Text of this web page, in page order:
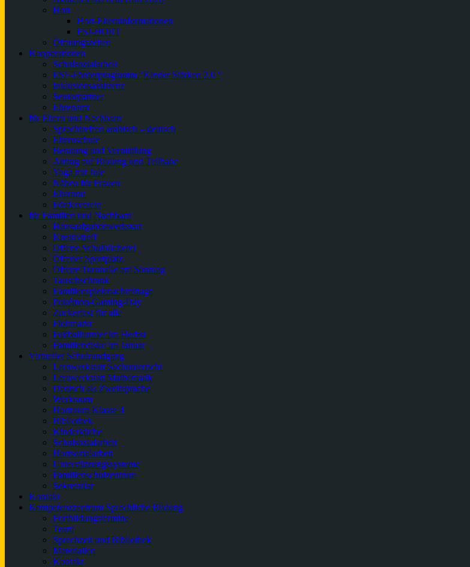
Hort
Hort-Elterninformationen
FSJ-HORT
Öffnungszeiten
Kooperationen
Schulsozialarbeit
ESF-Förderprogramm “Kinder Stärken 2.0 “
Inklusionsassistenz
Seniorpartner
Ehrenamt
für Eltern und Nachbarn
Sprachtreffen arabisch – deutsch
Elternschule
Beratung und Vermittlung
Antrag auf Bildung und Teilhabe
Yoga mit Jule
Nähen für Frauen
Elternrat
Förderverein
für Familien und Nachbarn
Hausaufgabenwerkstatt
Kreativtreff
Offene Schulbücherei
Offener Sportplatz
Offene Turnhalle am Sonntag
Tauschschrank
Familienspielenachmittage
Pokémon-Gaming-Day
Zuckerfest für alle
Flohmarkt
Fußballturnier im Herbst
Familiendisko im Januar
Virtueller Schulrundgang
Lernwerkstatt Sachunterricht
Lernwerkstatt Mathematik
Deutsch als Zweitsprache
Werkraum
Hortraum Klasse 4
Bibliothek
Kinderküche
Schulsozialarbeit
Hortsozialarbeit
Unterstützungssysteme
Familienschulzentrum
Sekretariat
Kontakt
Kompetenzzentrum Sprachliche Bildung
Fortbildungstermine
Team
Sprechzeit und Bibliothek
Materialien
Kontakt